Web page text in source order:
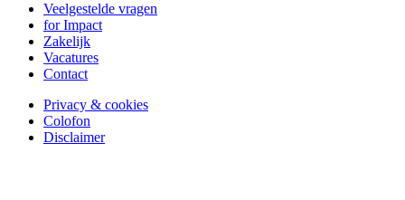
Veelgestelde vragen
for Impact
Zakelijk
Vacatures
Contact
Privacy & cookies
Colofon
Disclaimer